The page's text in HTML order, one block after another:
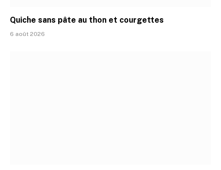
Quiche sans pâte au thon et courgettes
6 août 2026